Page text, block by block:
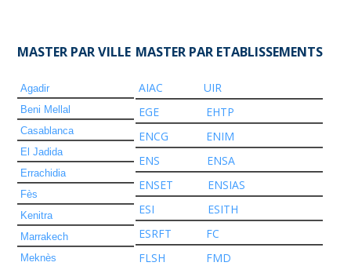
MASTER PAR VILLE MASTER PAR ETABLISSEMENTS
Agadir
Beni Mellal
Casablanca
El Jadida
Errachidia
Fès
Kenitra
Marrakech
Meknès
AIAC
UIR
EGE
EHTP
ENCG
ENIM
ENS
ENSA
ENSET
ENSIAS
ESI
ESITH
ESRFT
FC
FLSH
FMD